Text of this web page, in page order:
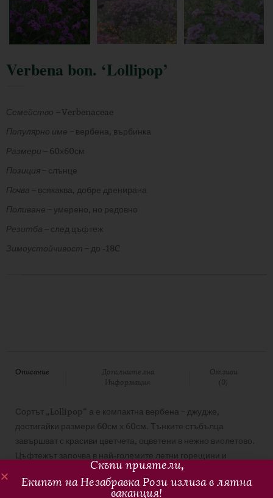
Verbena bon. ‘Lollipop’
Семейство –Verbenaceae
Популярно име –вербена, върбинка
Размери – 60х60см
Позиция– слънце
Почва – всякаква, добре дренирана
Поливане – умерено, но редовно
Резитба – след цъфтеж
Зимоустойчивост – до -18C
Описание
Допълнителна
Информация
Отзиви
(0)
Сортът „Lollipop“ а е компактнa вербена – джудже,
достигайки размери 60см х 60см. Тънките стъбълца
завършват с красиви цветчета, оцветени в нежно виолетово.
Цъфтежът започва в най-големите летни горещини и
продължава до есента. Красиво съчетание с будлеи,
декоративи треви, лавандула, салвии. А всички тези
Скъпи приятели,
Екипът на Незабравка Рози излиза в лятна
ваканция!